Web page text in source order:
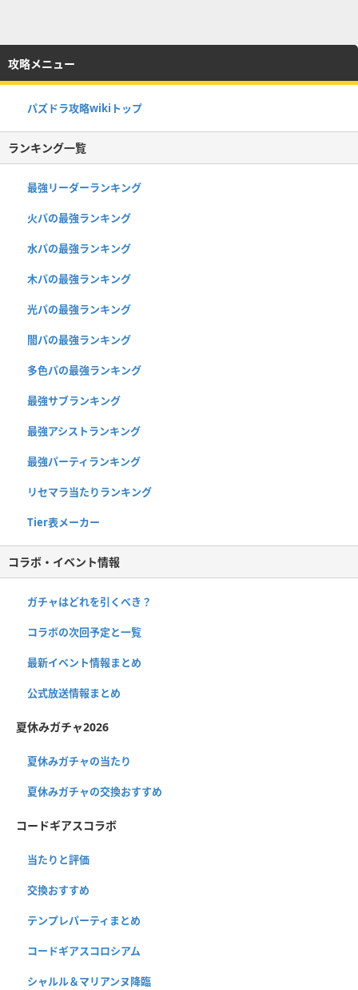
攻略メニュー
パズドラ攻略wikiトップ
ランキング一覧
最強リーダーランキング
火パの最強ランキング
水パの最強ランキング
木パの最強ランキング
光パの最強ランキング
闇パの最強ランキング
多色パの最強ランキング
最強サブランキング
最強アシストランキング
最強パーティランキング
リセマラ当たりランキング
Tier表メーカー
コラボ・イベント情報
ガチャはどれを引くべき？
コラボの次回予定と一覧
最新イベント情報まとめ
公式放送情報まとめ
夏休みガチャ2026
夏休みガチャの当たり
夏休みガチャの交換おすすめ
コードギアスコラボ
当たりと評価
交換おすすめ
テンプレパーティまとめ
コードギアスコロシアム
シャルル＆マリアンヌ降臨